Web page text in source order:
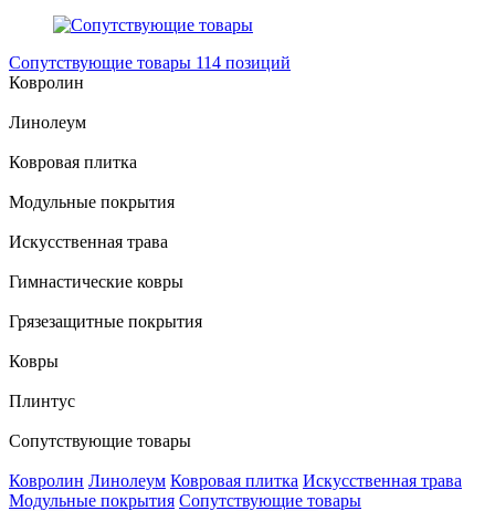
Сопутствующие товары 114 позиций
Ковролин
Линолеум
Ковровая плитка
Модульные покрытия
Искусственная трава
Гимнастические ковры
Грязезащитные покрытия
Ковры
Плинтус
Сопутствующие товары
Ковролин Линолеум Ковровая плитка Искусственная трава
Модульные покрытия Сопутствующие товары